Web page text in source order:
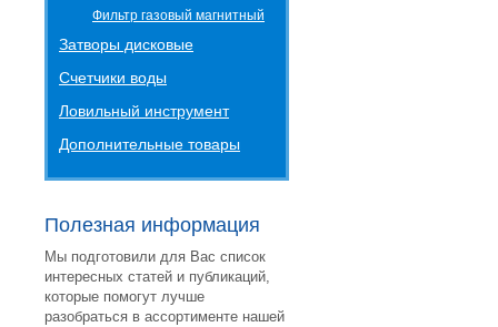
Фильтр газовый магнитный
Затворы дисковые
Счетчики воды
Ловильный инструмент
Дополнительные товары
Полезная информация
Мы подготовили для Вас список
интересных статей и публикаций,
которые помогут лучше
разобраться в ассортименте нашей